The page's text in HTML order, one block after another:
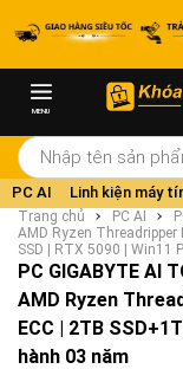
MENU
PC AI Linh kiện máy
Trang chủ PC AI
AMD Ryzen Threadripper
SSD | RTX 5090 | Win11
PC GIGABYTE AI
AMD Ryzen
ECC | 2TB
hành 03 năm